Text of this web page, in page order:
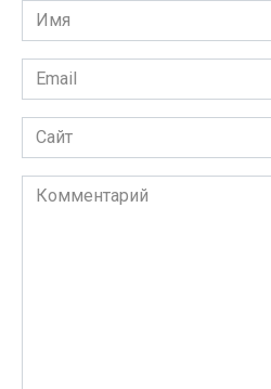
Имя
*
Email
*
Сайт
Комментарий